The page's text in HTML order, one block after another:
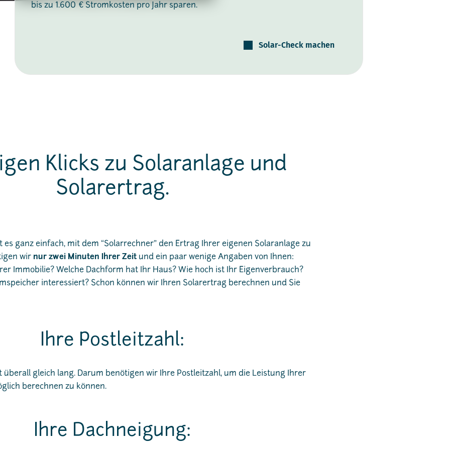
bis zu 1.600 € Stromkosten pro Jahr sparen.
Solar-Check machen
Klicks zu Solaranlage und
Solarertrag.
es ganz einfach, mit dem “Solarrechner” den Ertrag Ihrer eigenen Solaranlage zu
wir nur zwei Minuten Ihrer Zeit und ein paar wenige Angaben von Ihnen:
Immobilie? Welche Dachform hat Ihr Haus? Wie hoch ist Ihr Eigenverbrauch?
interessiert? Schon können wir Ihren Solarertrag berechnen und Sie
Ihre Postleitzahl:
überall gleich lang. Darum benötigen wir Ihre Postleitzahl, um die Leistung Ihrer
berechnen zu können.
Ihre Dachneigung: